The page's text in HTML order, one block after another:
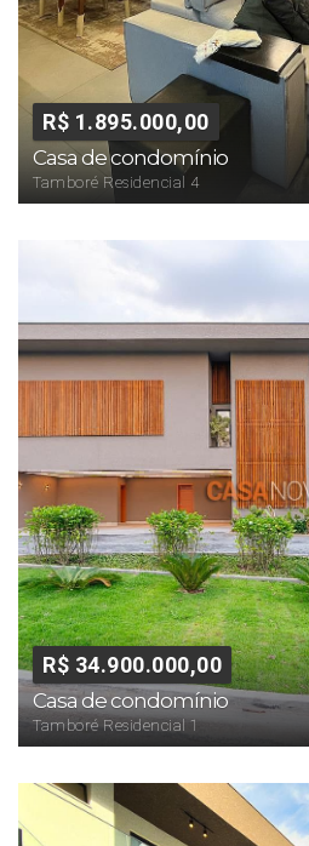
R$ 1.895.000,00
Casa de condomínio
Tamboré Residencial 4
R$ 34.900.000,00
Casa de condomínio
Tamboré Residencial 1